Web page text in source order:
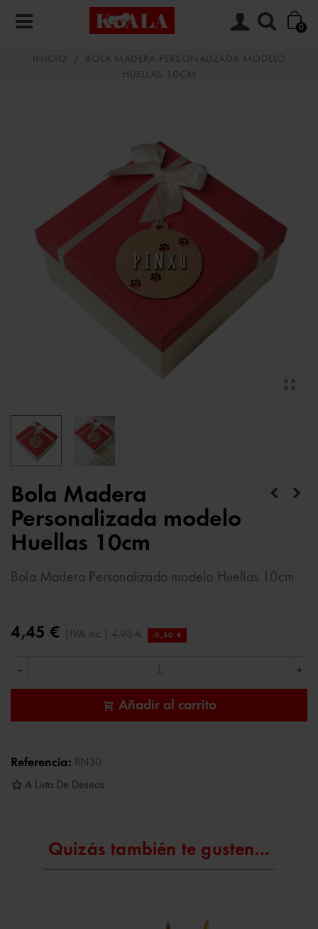
0
INICIO /
BOLA MADERA PERSONALIZADA MODELO
HUELLAS 10CM
Bola Madera
Personalizada modelo
Huellas 10cm
Bola Madera Personalizada modelo Huellas 10cm
4,45 € (IVA inc.) 4,95 € -0,50 €
- +
Añadir al carrito
Referencia: BN30
A Lista De Deseos
Quizás también te gusten...